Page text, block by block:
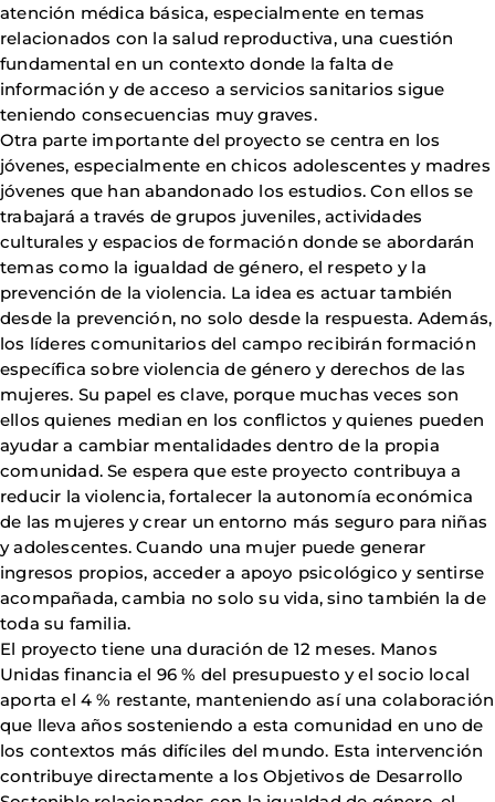
atención médica básica, especialmente en temas
relacionados con la salud reproductiva, una cuestión
fundamental en un contexto donde la falta de
información y de acceso a servicios sanitarios sigue
teniendo consecuencias muy graves.
Otra parte importante del proyecto se centra en los
jóvenes, especialmente en chicos adolescentes y madres
jóvenes que han abandonado los estudios. Con ellos se
trabajará a través de grupos juveniles, actividades
culturales y espacios de formación donde se abordarán
temas como la igualdad de género, el respeto y la
prevención de la violencia. La idea es actuar también
desde la prevención, no solo desde la respuesta. Además,
los líderes comunitarios del campo recibirán formación
específica sobre violencia de género y derechos de las
mujeres. Su papel es clave, porque muchas veces son
ellos quienes median en los conflictos y quienes pueden
ayudar a cambiar mentalidades dentro de la propia
comunidad. Se espera que este proyecto contribuya a
reducir la violencia, fortalecer la autonomía económica
de las mujeres y crear un entorno más seguro para niñas
y adolescentes. Cuando una mujer puede generar
ingresos propios, acceder a apoyo psicológico y sentirse
acompañada, cambia no solo su vida, sino también la de
toda su familia.
El proyecto tiene una duración de 12 meses. Manos
Unidas financia el 96 % del presupuesto y el socio local
aporta el 4 % restante, manteniendo así una colaboración
que lleva años sosteniendo a esta comunidad en uno de
los contextos más difíciles del mundo. Esta intervención
contribuye directamente a los Objetivos de Desarrollo